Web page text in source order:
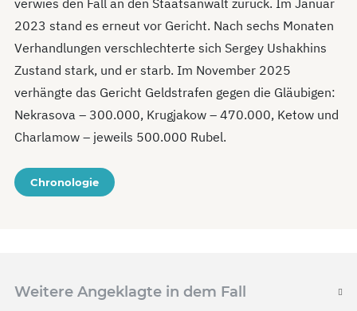
verwies den Fall an den Staatsanwalt zurück. Im Januar
2023 stand es erneut vor Gericht. Nach sechs Monaten
Verhandlungen verschlechterte sich Sergey Ushakhins
Zustand stark, und er starb. Im November 2025
verhängte das Gericht Geldstrafen gegen die Gläubigen:
Nekrasova – 300.000, Krugjakow – 470.000, Ketow und
Charlamow – jeweils 500.000 Rubel.
Chronologie
Weitere Angeklagte in dem Fall